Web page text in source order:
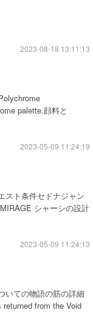
2023-08-18 13:11:13
palette.顔料と
2023-05-09 11:24:19
スト条件セドナジャン
シャーシの設計
2023-05-09 11:24:13
いての物語の筋の詳細
from the Void